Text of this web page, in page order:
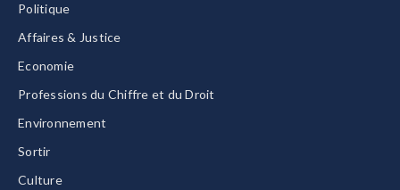
Politique
Affaires & Justice
Economie
Professions du Chiffre et du Droit
Environnement
Sortir
Culture